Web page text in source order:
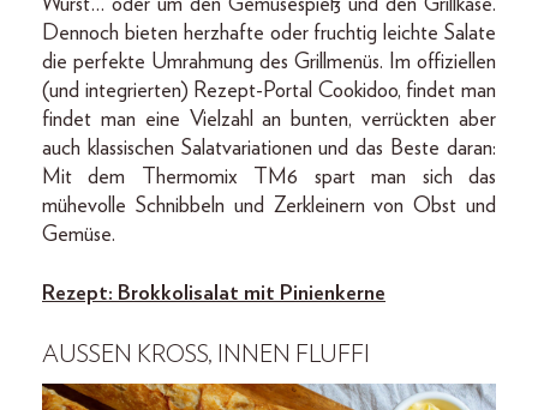
Wurst… oder um den Gemüsespieß und den Grillkäse.
Dennoch bieten herzhafte oder fruchtig leichte Salate
die perfekte Umrahmung des Grillmenüs. Im offiziellen
(und integrierten) Rezept-Portal Cookidoo, findet man
findet man eine Vielzahl an bunten, verrückten aber
auch klassischen Salatvariationen und das Beste daran:
Mit dem Thermomix TM6 spart man sich das
mühevolle Schnibbeln und Zerkleinern von Obst und
Gemüse.
Rezept: Brokkolisalat mit Pinienkerne
AUSSEN KROSS, INNEN FLUFFI